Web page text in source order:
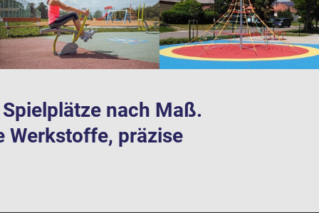
nach Maß.
Werkstoffe, präzise